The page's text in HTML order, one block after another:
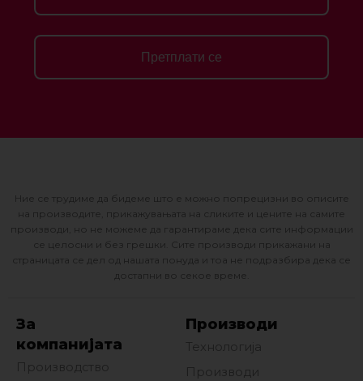
Претплати се
Ние се трудиме да бидеме што е можно попрецизни во описите
на производите, прикажувањата на сликите и цените на самите
производи, но не можеме да гарантираме дека сите информации
се целосни и без грешки. Сите производи прикажани на
страницата се дел од нашата понуда и тоа не подразбира дека се
достапни во секое време.
За
компанијата
Производство
Производи
Технологија
Производи